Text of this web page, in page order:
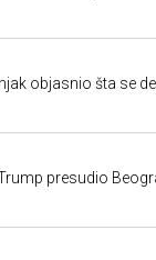
objasnio šta se
presudio